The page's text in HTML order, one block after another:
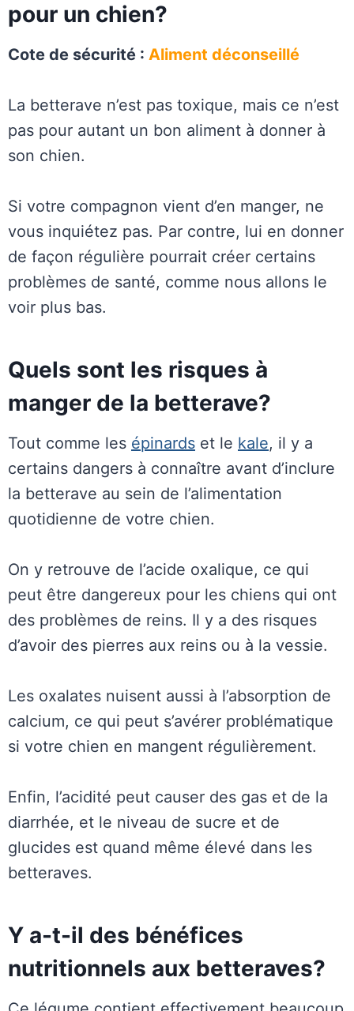
pour un chien?
Cote de sécurité : Aliment déconseillé
La betterave n’est pas toxique, mais ce n’est
pas pour autant un bon aliment à donner à
son chien.
Si votre compagnon vient d’en manger, ne
vous inquiétez pas. Par contre, lui en donner
de façon régulière pourrait créer certains
problèmes de santé, comme nous allons le
voir plus bas.
Quels sont les risques à
manger de la betterave?
Tout comme les épinards et le kale, il y a
certains dangers à connaître avant d’inclure
la betterave au sein de l’alimentation
quotidienne de votre chien.
On y retrouve de l’acide oxalique, ce qui
peut être dangereux pour les chiens qui ont
des problèmes de reins. Il y a des risques
d’avoir des pierres aux reins ou à la vessie.
Les oxalates nuisent aussi à l’absorption de
calcium, ce qui peut s’avérer problématique
si votre chien en mangent régulièrement.
Enfin, l’acidité peut causer des gas et de la
diarrhée, et le niveau de sucre et de
glucides est quand même élevé dans les
betteraves.
Y a-t-il des bénéfices
nutritionnels aux betteraves?